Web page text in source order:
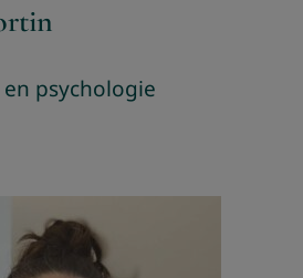
psychologie